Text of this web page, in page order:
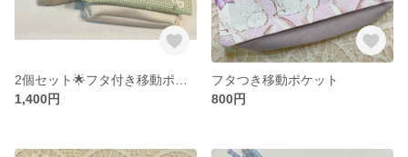
1,400円
フタつき移動ポケット
800円